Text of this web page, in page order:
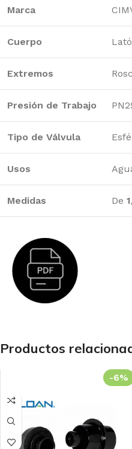
Marca
Cuerpo
Extremos
Presión de Trabajo
Tipo de Válvula
Usos
Medidas De
Productos
-6%